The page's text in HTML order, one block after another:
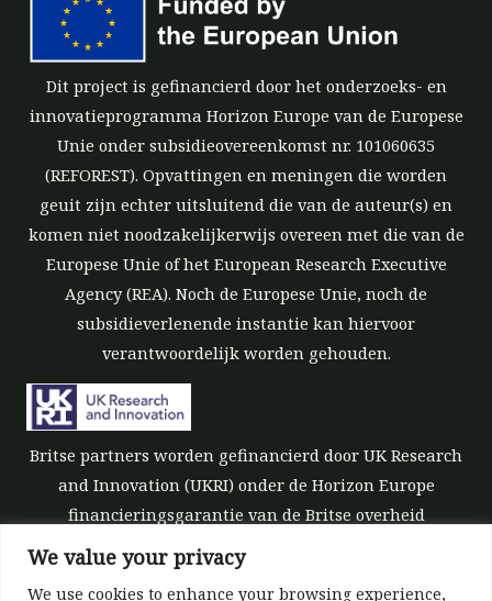
We value your privacy
We use cookies to enhance your browsing experience,
Dit project is gefinancierd door het onderzoeks- en
innovatieprogramma Horizon Europe van de Europese
Unie onder subsidieovereenkomst nr. 101060635
(REFOREST). Opvattingen en meningen die worden
geuit zijn echter uitsluitend die van de auteur(s) en
komen niet noodzakelijkerwijs overeen met die van de
Europese Unie of het European Research Executive
Agency (REA). Noch de Europese Unie, noch de
subsidieverlenende instantie kan hiervoor
verantwoordelijk worden gehouden.
Britse partners worden gefinancierd door UK Research
and Innovation (UKRI) onder de Horizon Europe
financieringsgarantie van de Britse overheid
[subsidienummer 10039700].